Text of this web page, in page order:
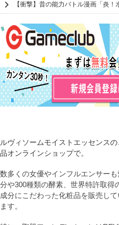
【衝撃】昔の能力バトル漫画「炎
ルヴィソームモイストエッセンス
品オンラインショップで。
数多くの女優やインフルエンサー
分や300種類の酵素、世界特許取得
成分にこだわった化粧品を販売し
ます。